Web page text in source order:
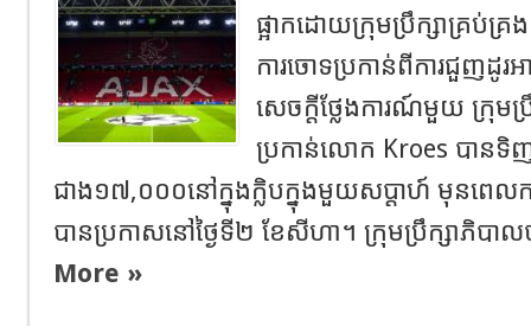
ផ្អាកដោយក្រុមប្រឹក្សាគ្រប់
ការចោទប្រកាន់ពីការជួញដូរអ
សេចក្តីថ្លែងការណ៍មួយ ក្រុម
ប្រកាន់លោក Kroes បានទិ
ជាង១៧,០០០នៅក្នុងក្លិបក្នុងមួយសប្តាហ៍ មុនពេលក
បានប្រកាសនៅថ្ងៃទី២ ខែសីហា។ ក្រុមប្រឹក្សាភិប
More »